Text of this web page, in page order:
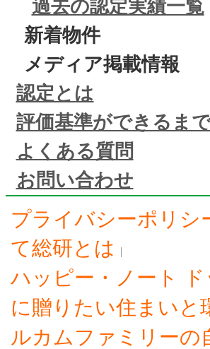
過去の認定実績一覧
新着物件
メディア掲載情報
認定とは
評価基準ができるま
よくある質問
お問い合わせ
プライバシーポリシ
て総研とは
ハッピー・ノート ド
に贈りたい住まいと
ルカムファミリーの